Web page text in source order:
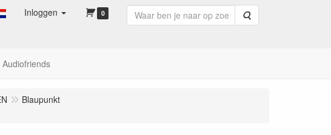
Inloggen 0 Zoeken
Blaupunkt